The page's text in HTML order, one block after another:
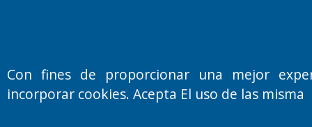
Fundado por el
Doctor Antonio
Primera edición: Domingo 3 de
Miembro de ADIRA,ADEPA y CPPAL
Con fines de proporcionar una mejor
incorporar cookies. Acepta El uso de las misma